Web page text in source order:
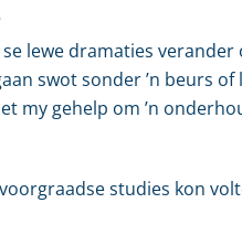
lewe dramaties
swot sonder ’n beurs
my gehelp om ’n
studies kon